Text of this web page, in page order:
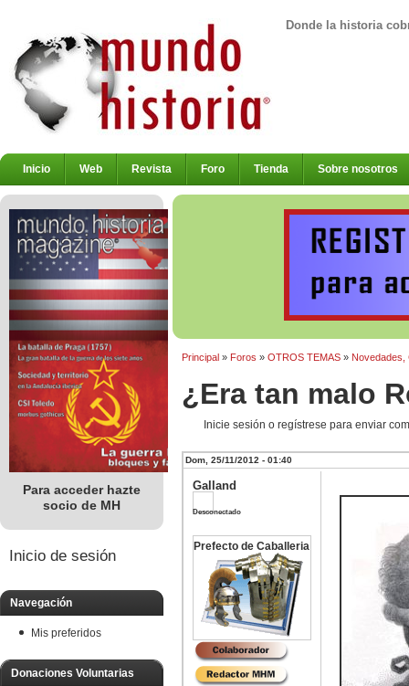
Donde la historia
Inicio Web Revista Foro Tienda Sobre nosotros
Para acceder hazte
socio de MH
Inicio de sesión
Navegación
Mis preferidos
Donaciones Voluntarias
Principal» Foros » OTROS TEMAS» Novedades,
¿Era tan malo
Inicie sesión o regístrese para enviar
Dom, 25/11/2012 - 01:40
Galland
Desconectado
Prefecto de Caballeria